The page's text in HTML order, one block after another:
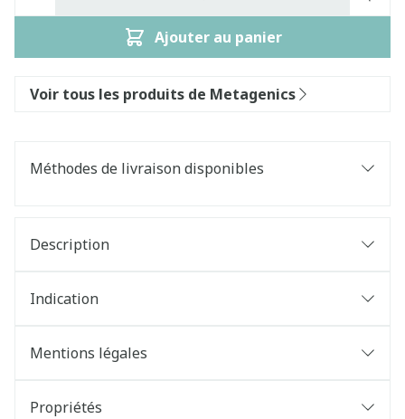
Ajouter au panier
Voir tous les produits de Metagenics
Méthodes de livraison disponibles
Description
Indication
Mentions légales
Propriétés